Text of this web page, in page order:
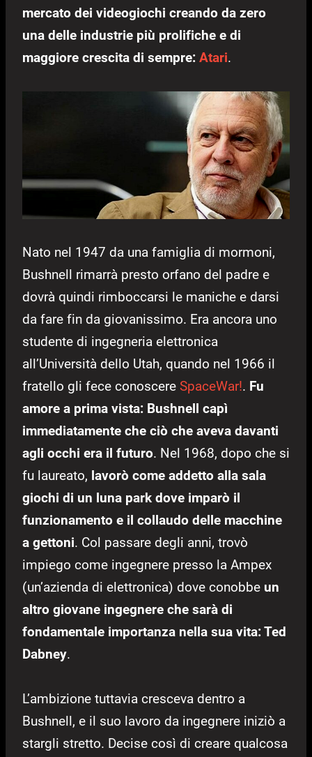
mercato dei videogiochi creando da zero
una delle industrie più prolifiche e di
maggiore crescita di sempre: Atari.
Nato nel 1947 da una famiglia di mormoni,
Bushnell rimarrà presto orfano del padre e
dovrà quindi rimboccarsi le maniche e darsi
da fare fin da giovanissimo. Era ancora uno
studente di ingegneria elettronica
all’Università dello Utah, quando nel 1966 il
fratello gli fece conoscere SpaceWar!. Fu
amore a prima vista: Bushnell capì
immediatamente che ciò che aveva davanti
agli occhi era il futuro. Nel 1968, dopo che si
fu laureato, lavorò come addetto alla sala
giochi di un luna park dove imparò il
funzionamento e il collaudo delle macchine
a gettoni. Col passare degli anni, trovò
impiego come ingegnere presso la Ampex
(un’azienda di elettronica) dove conobbe un
altro giovane ingegnere che sarà di
fondamentale importanza nella sua vita: Ted
Dabney.
L’ambizione tuttavia cresceva dentro a
Bushnell, e il suo lavoro da ingegnere iniziò a
stargli stretto. Decise così di creare qualcosa